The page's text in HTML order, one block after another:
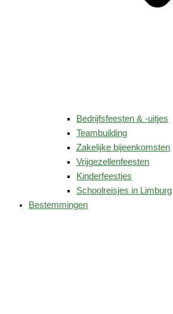
Bedrijfsfeesten & -uitjes
Teambuilding
Zakelijke bijeenkomsten
Vrijgezellenfeesten
Kinderfeestjes
Schoolreisjes in Limburg
Bestemmingen